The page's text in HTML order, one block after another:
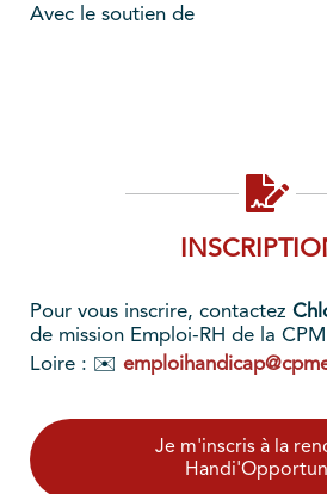
Avec le soutien de
Pour vous inscrire, contactez
de mission Emploi-RH de la
Loire : ✉️
Je m'inscris à la